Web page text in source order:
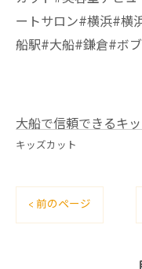
ートサロン#横浜#横
船駅#大船#鎌倉#ボ
大船で信頼できるキ
キッズカット
< 前のページ